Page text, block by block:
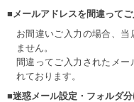
■メールアドレスを間違ってご
お間違いご入力の場合、
ません。
間違ってご入力されたメー
れております。
■迷惑メール設定・フォルダ分